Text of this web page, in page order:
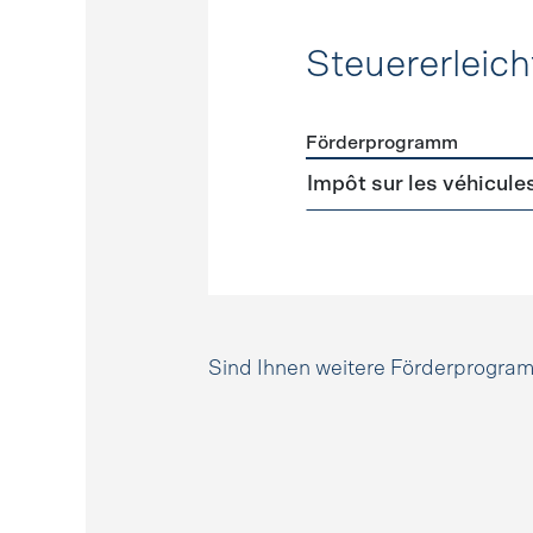
Förderprogramme
Förderprogramm
Impôt sur les
Sind Ihnen weitere